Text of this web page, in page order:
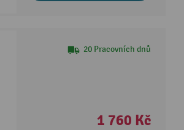
20 Pracovních dnů
1 760 Kč